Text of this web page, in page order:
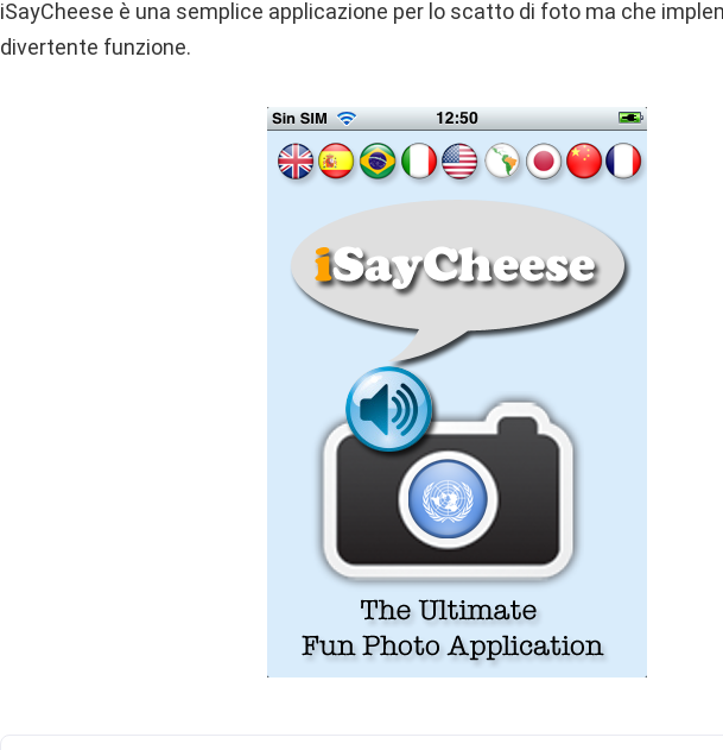
iSayCheese è una semplice applicazione per lo scatto di foto ma che
divertente funzione.